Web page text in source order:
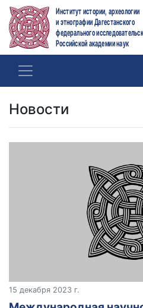
Институт истории, археологии
и этнографии Дагестанского
федерального
Российской академии наук
Новости
15 декабря 2023 г.